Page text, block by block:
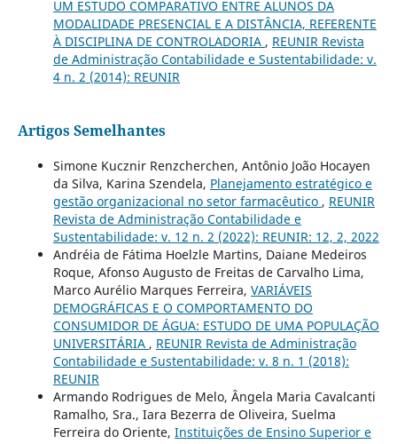
UM ESTUDO COMPARATIVO ENTRE ALUNOS DA
MODALIDADE PRESENCIAL E A DISTÂNCIA, REFERENTE
À DISCIPLINA DE CONTROLADORIA , REUNIR Revista
de Administração Contabilidade e Sustentabilidade: v.
4 n. 2 (2014): REUNIR
Artigos Semelhantes
Simone Kucznir Renzcherchen, Antônio João Hocayen
da Silva, Karina Szendela, Planejamento estratégico e
gestão organizacional no setor farmacêutico , REUNIR
Revista de Administração Contabilidade e
Sustentabilidade: v. 12 n. 2 (2022): REUNIR: 12, 2, 2022
Andréia de Fátima Hoelzle Martins, Daiane Medeiros
Roque, Afonso Augusto de Freitas de Carvalho Lima,
Marco Aurélio Marques Ferreira, VARIÁVEIS
DEMOGRÁFICAS E O COMPORTAMENTO DO
CONSUMIDOR DE ÁGUA: ESTUDO DE UMA POPULAÇÃO
UNIVERSITÁRIA , REUNIR Revista de Administração
Contabilidade e Sustentabilidade: v. 8 n. 1 (2018):
REUNIR
Armando Rodrigues de Melo, Ângela Maria Cavalcanti
Ramalho, Sra., Iara Bezerra de Oliveira, Suelma
Ferreira do Oriente, Instituições de Ensino Superior e